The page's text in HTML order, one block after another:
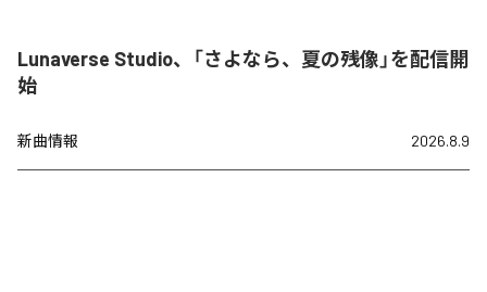
Lunaverse Studio、「さよなら、夏の残像」を配信開
始
新曲情報 2026.8.9